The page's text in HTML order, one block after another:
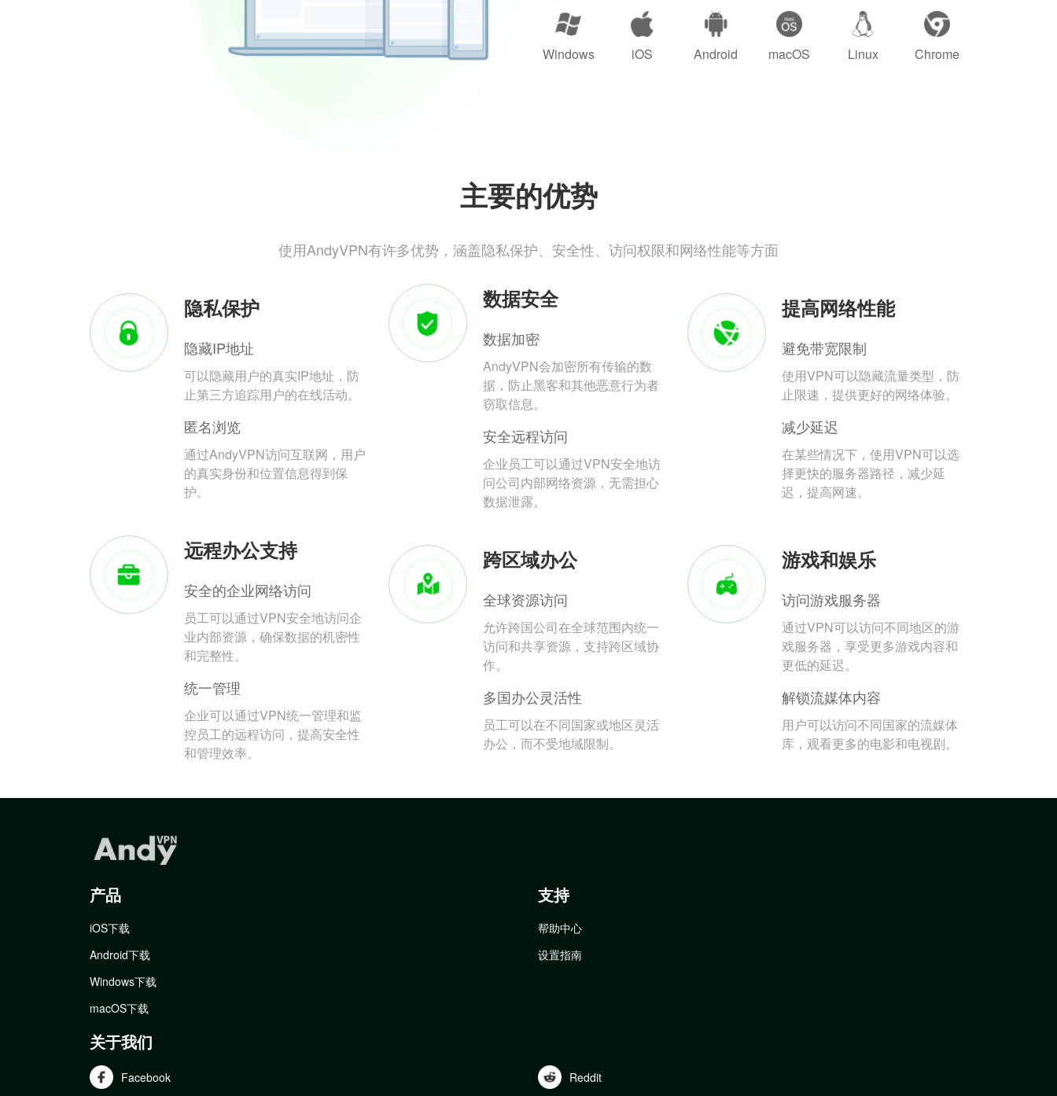
Windows iOS Android macOS Linux Chrome
主要的优势
使用AndyVPN有许多优势，涵盖隐私保护、安全性、访问权限和网络性能等方面
隐私保护
隐藏IP地址
可以隐藏用户的真实IP地址，防
止第三方追踪用户的在线活动。
匿名浏览
通过AndyVPN访问互联网，用户
的真实身份和位置信息得到保
护。
数据安全
数据加密
AndyVPN会加密所有传输的数
据，防止黑客和其他恶意行为者
窃取信息。
安全远程访问
企业员工可以通过VPN安全地访
问公司内部网络资源，无需担心
数据泄露。
提高网络性能
避免带宽限制
使用VPN可以隐藏流量类型，防
止限速，提供更好的网络体验。
减少延迟
在某些情况下，使用VPN可以选
择更快的服务器路径，减少延
迟，提高网速。
远程办公支持
安全的企业网络访问
员工可以通过VPN安全地访问企
业内部资源，确保数据的机密性
和完整性。
统一管理
企业可以通过VPN统一管理和监
控员工的远程访问，提高安全性
和管理效率。
跨区域办公
全球资源访问
允许跨国公司在全球范围内统一
访问和共享资源，支持跨区域协
作。
多国办公灵活性
员工可以在不同国家或地区灵活
办公，而不受地域限制。
游戏和娱乐
访问游戏服务器
通过VPN可以访问不同地区的游
戏服务器，享受更多游戏内容和
更低的延迟。
解锁流媒体内容
用户可以访问不同国家的流媒体
库，观看更多的电影和电视剧。
产品
iOS下载
Android下载
Windows下载
macOS下载
支持
帮助中心
设置指南
关于我们
Facebook Reddit